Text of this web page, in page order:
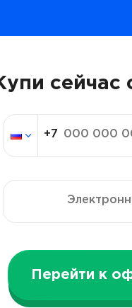
сейчас
Перейти к